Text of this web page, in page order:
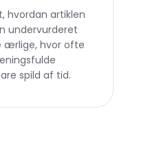
hvordan artiklen
undervurderet
ærlige, hvor ofte
spild af tid.